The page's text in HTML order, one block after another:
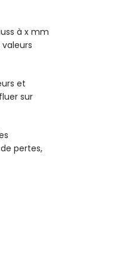
à x mm
et
sur
pertes,